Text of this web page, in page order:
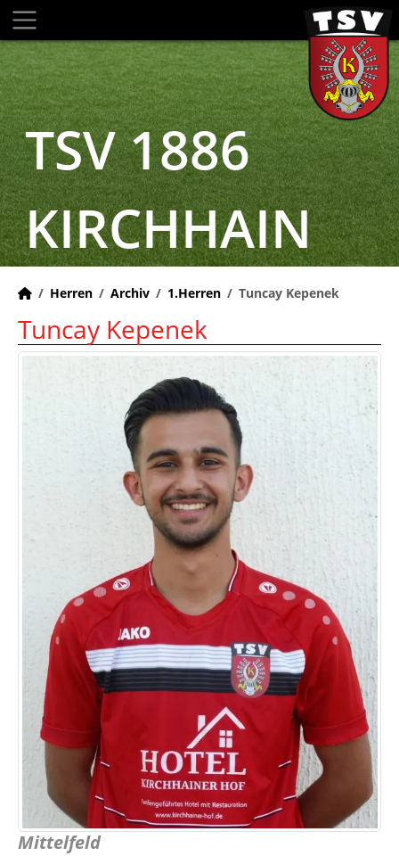
TSV 1886
KIRCHHAIN
Herren Archiv 1.Herren Tuncay Kepenek
Tuncay Kepenek
Mittelfeld